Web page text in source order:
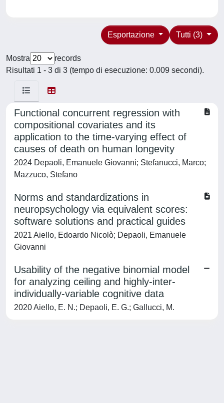
Tutti (3)
Esportazione
Mostra
records
Risultati 1 - 3 di 3 (tempo di esecuzione: 0.009 secondi).
Functional concurrent regression with
compositional covariates and its
application to the time-varying effect of
causes of death on human longevity
2024 Depaoli, Emanuele Giovanni; Stefanucci, Marco;
Mazzuco, Stefano
Norms and standardizations in
neuropsychology via equivalent scores:
software solutions and practical guides
2021 Aiello, Edoardo Nicolò; Depaoli, Emanuele
Giovanni
Usability of the negative binomial model
for analyzing ceiling and highly-inter-
individually-variable cognitive data
2020 Aiello, E. N.; Depaoli, E. G.; Gallucci, M.